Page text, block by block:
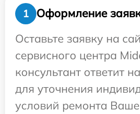
1
Оформление
Оставьте заявку на
сервисного центра
консультант ответит
для уточнения
условий ремонта